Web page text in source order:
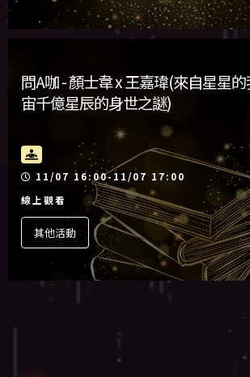
問A咖 - 顏士韋 x 王嘉瑋(來自星星
宙千億星辰的身世之謎)
活動時間
11/07 16:00-11/07 17:00
線上觀看
其他活動